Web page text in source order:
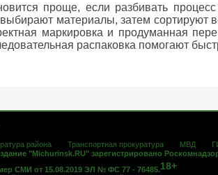
проще, если разбивать
выбирают материалы, затем сортируют
маркировка и продуманная
распаковка помогают
района Транспортная прокуратура МВД
"Michurinsk.RU" зарегистрировано
СМИ от 15.08.2019 ЭЛ № ФС 77 - 76485.18+